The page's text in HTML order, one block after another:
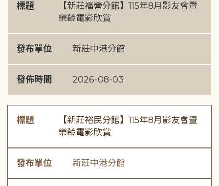
標題
【新莊福營分館】115年8月影友會暨
樂齡電影欣賞
發布單位 新莊中港分館
發佈時間 2026-08-03
標題
【新莊裕民分館】115年8月影友會暨
樂齡電影欣賞
發布單位 新莊中港分館